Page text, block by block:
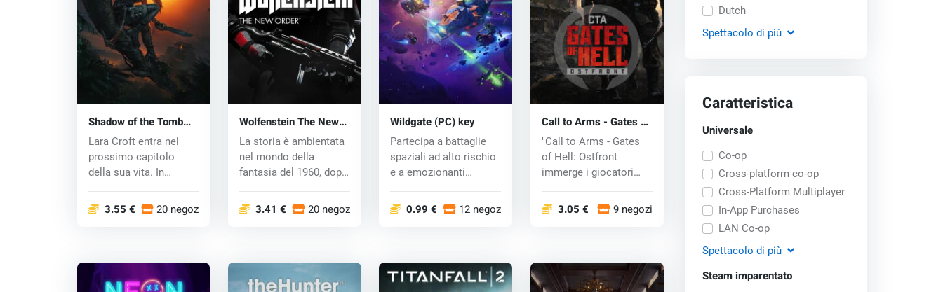
Shadow of the Tomb
Raider (PC) CD key
Lara Croft entra nel
prossimo capitolo
della sua vita. In
3.55 € 20 negozi
Wolfenstein The New
Order (PC) CD key
La storia è ambientata
nel mondo della
fantasia del 1960, dopo
3.41 € 20 negozi
Wildgate (PC) key
Partecipa a battaglie
spaziali ad alto rischio
e a emozionanti
0.99 € 12 negozi
Call to Arms - Gates of
Hell: Ostfront (PC) key
"Call to Arms - Gates
of Hell: Ostfront
immerge i giocatori
3.05 € 9 negozi
Dutch
Spettacolo di più
Caratteristica
Universale
Co-op
Cross-platform co-op
Cross-Platform Multiplayer
In-App Purchases
LAN Co-op
Spettacolo di più
Steam imparentato